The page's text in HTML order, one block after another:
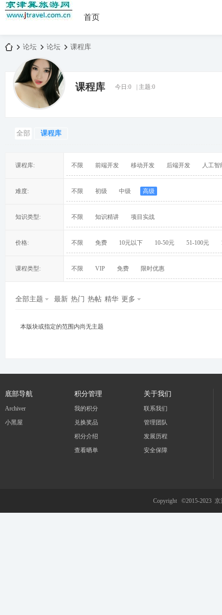
首页
»
论坛
›
论坛 课程库
课程库 今日:0 主题:0
全部 课程库
课程库: 不限 前端开发 移动开发 后端开发 人工智
难度: 不限 初级 中级 高级
知识类型: 不限 知识精讲 项目实战
价格: 不限 免费 10元以下 10-50元 51-100元
课程类型: 不限 VIP 免费 限时优惠
全部主题 最新 热门 热帖 精华 更多
本版块或指定的范围内尚无主题
底部导航
Archiver
小黑屋
积分管理
我的积分
兑换奖品
积分介绍
查看晒单
关于我们
联系我们
管理团队
发展历程
安全保障
Copyright ©2015-2023 京